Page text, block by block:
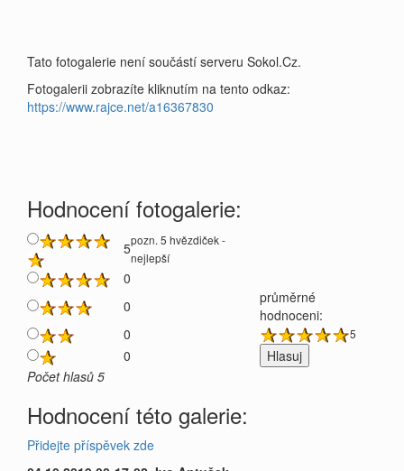
Tato fotogalerie není součástí serveru Sokol.Cz.
Fotogalerii zobrazíte kliknutím na tento odkaz:
https://www.rajce.net/a16367830
Hodnocení fotogalerie:
5pozn. 5 hvězdiček -
nejlepší
0
0
průměrné
hodnoceni:
0
5
0
Počet hlasů 5
Hodnocení této galerie:
Přidejte příspěvek zde